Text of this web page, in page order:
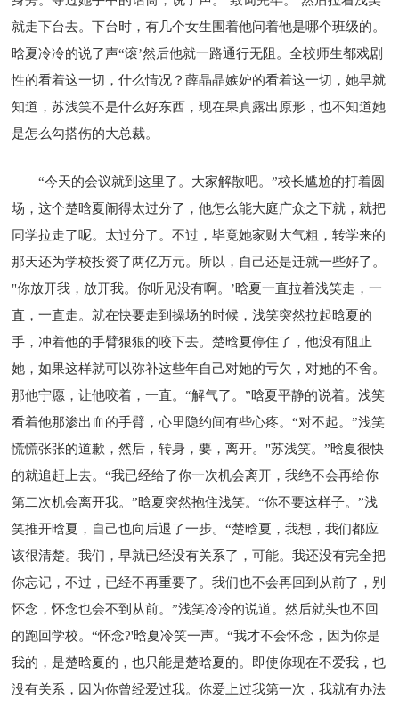
就走下台去。下台时，有几个女生围着他问着他是哪个班级的。
晗夏冷冷的说了声“滚’然后他就一路通行无阻。全校师生都戏剧
性的看着这一切，什么情况？薛晶晶嫉妒的看着这一切，她早就
知道，苏浅笑不是什么好东西，现在果真露出原形，也不知道她
是怎么勾搭伤的大总裁。
“今天的会议就到这里了。大家解散吧。”校长尴尬的打着圆
场，这个楚晗夏闹得太过分了，他怎么能大庭广众之下就，就把
同学拉走了呢。太过分了。不过，毕竟她家财大气粗，转学来的
那天还为学校投资了两亿万元。所以，自己还是迁就一些好了。
"你放开我，放开我。你听见没有啊。’晗夏一直拉着浅笑走，一
直，一直走。就在快要走到操场的时候，浅笑突然拉起晗夏的
手，冲着他的手臂狠狠的咬下去。楚晗夏停住了，他没有阻止
她，如果这样就可以弥补这些年自己对她的亏欠，对她的不舍。
那他宁愿，让他咬着，一直。“解气了。”晗夏平静的说着。浅笑
看着他那渗出血的手臂，心里隐约间有些心疼。“对不起。”浅笑
慌慌张张的道歉，然后，转身，要，离开。"苏浅笑。”晗夏很快
的就追赶上去。“我已经给了你一次机会离开，我绝不会再给你
第二次机会离开我。”晗夏突然抱住浅笑。“你不要这样子。”浅
笑推开晗夏，自己也向后退了一步。“楚晗夏，我想，我们都应
该很清楚。我们，早就已经没有关系了，可能。我还没有完全把
你忘记，不过，已经不再重要了。我们也不会再回到从前了，别
怀念，怀念也会不到从前。”浅笑冷冷的说道。然后就头也不回
的跑回学校。“怀念?'晗夏冷笑一声。“我才不会怀念，因为你是
我的，是楚晗夏的，也只能是楚晗夏的。即使你现在不爱我，也
没有关系，因为你曾经爱过我。你爱上过我第一次，我就有办法